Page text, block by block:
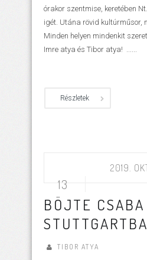
órakor szentmise, keretében
igét. Utána rövid kultúrműsor,
Minden helyen mindenkit
Imre atya és Tibor atya! ......
Részletek
2019.
13
BÖJTE CSABA
TIBOR ATYA